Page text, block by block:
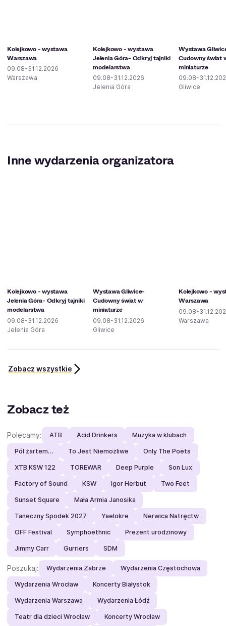
Kolejkowo - wystawa
Warszawa
09.08-31.12.2026
Warszawa
Kolejkowo - wystawa
Jelenia Góra- Odkryj tajniki
modelarstwa
09.08-31.12.2026
Jelenia Góra
Wystawa
Cudowny świat
miniaturze
09.08-
Gliwice
Inne wydarzenia organizatora
Kolejkowo - wystawa
Jelenia Góra- Odkryj tajniki
modelarstwa
09.08-31.12.2026
Jelenia Góra
Wystawa Gliwice-
Cudowny świat w
miniaturze
09.08-31.12.2026
Gliwice
Kolejkowo -
Warszawa
09.08-
Warszawa
Zobacz wszystkie
Zobacz też
Polecamy: ATB Acid Drinkers Muzyka w klubach
Pół żartem… To Jest Niemożliwe Only The Poets
XTB KSW 122 TOREWAR Deep Purple Son Lux
Factory of Sound KSW Igor Herbut Two Feet
Sunset Square Mała Armia Janosika
Taneczny Spodek 2027 Yaelokre Nerwica Natręctw
OFF Festival Symphoethnic Prezent urodzinowy
Jimmy Carr Gurriers SDM
Poszukaj: Wydarzenia Zabrze Wydarzenia Częstochowa
Wydarzenia Wrocław Koncerty Białystok
Wydarzenia Warszawa Wydarzenia Łódź
Teatr dla dzieci Wrocław Koncerty Wrocław